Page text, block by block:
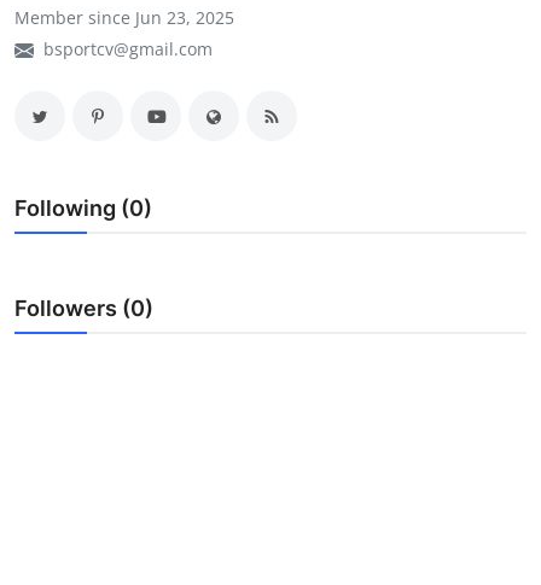
My Lab
School Science
Jobs
Member since Jun 23, 2025
bsportcv@gmail.com
Following (0)
Followers (0)